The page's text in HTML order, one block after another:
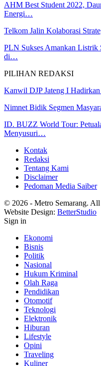
AHM Best Student 2022,
Energi…
Telkom Jalin Kolaborasi
PLN Sukses Amankan Listrik
di…
PILIHAN REDAKSI
Kanwil DJP Jateng I
Nimnet Bidik Segmen
ID. BUZZ World Tour:
Menyusuri…
Kontak
Redaksi
Tentang Kami
Disclaimer
Pedoman Media Saiber
© 2026 - Metro Semarang. All
Website Design: BetterStudio
Sign in
Ekonomi
Bisnis
Politik
Nasional
Hukum Kriminal
Olah Raga
Pendidikan
Otomotif
Teknologi
Elektronik
Hiburan
Lifestyle
Opini
Traveling
Kuliner